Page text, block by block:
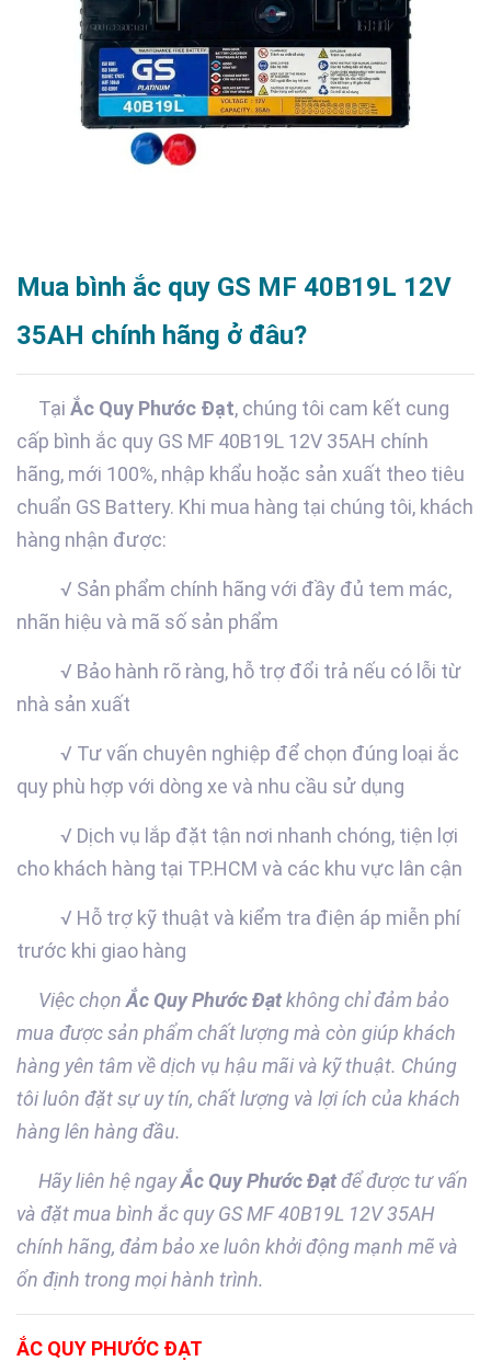
Mua bình ắc quy GS MF 40B19L 12V
35AH chính hãng ở đâu?
Tại Ắc Quy Phước Đạt, chúng tôi cam kết cung
cấp bình ắc quy GS MF 40B19L 12V 35AH chính
hãng, mới 100%, nhập khẩu hoặc sản xuất theo tiêu
chuẩn GS Battery. Khi mua hàng tại chúng tôi, khách
hàng nhận được:
√ Sản phẩm chính hãng với đầy đủ tem mác,
nhãn hiệu và mã số sản phẩm
√ Bảo hành rõ ràng, hỗ trợ đổi trả nếu có lỗi từ
nhà sản xuất
√ Tư vấn chuyên nghiệp để chọn đúng loại ắc
quy phù hợp với dòng xe và nhu cầu sử dụng
√ Dịch vụ lắp đặt tận nơi nhanh chóng, tiện lợi
cho khách hàng tại TP.HCM và các khu vực lân cận
√ Hỗ trợ kỹ thuật và kiểm tra điện áp miễn phí
trước khi giao hàng
Việc chọn Ắc Quy Phước Đạtkhông chỉ đảm bảo
mua được sản phẩm chất lượng mà còn giúp khách
hàng yên tâm về dịch vụ hậu mãi và kỹ thuật. Chúng
tôi luôn đặt sự uy tín, chất lượng và lợi ích của khách
hàng lên hàng đầu.
Hãy liên hệ ngayẮc Quy Phước Đạtđể được tư vấn
và đặt mua bình ắc quy GS MF 40B19L 12V 35AH
chính hãng, đảm bảo xe luôn khởi động mạnh mẽ và
ổn định trong mọi hành trình.
ẮC QUY PHƯỚC ĐẠT